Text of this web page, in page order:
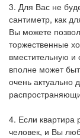
3. Для Вас не
сантиметр, как
Вы можете
торжественные
вместительную и
вполне может
очень актуально
4. Если квартира
человек, и Вы